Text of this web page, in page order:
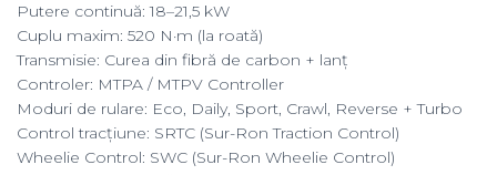
Putere continuă: 18–21,5 kW
Cuplu maxim: 520 N·m (la roată)
Transmisie: Curea din fibră de carbon + lanț
Controler: MTPA / MTPV Controller
Moduri de rulare: Eco, Daily, Sport, Crawl, Reverse + Turbo
Control tracțiune: SRTC (Sur-Ron Traction Control)
Wheelie Control: SWC (Sur-Ron Wheelie Control)